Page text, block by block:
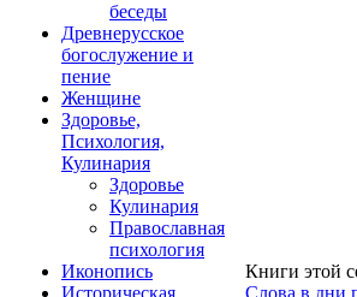
беседы
Древнерусское
богослужение и
пение
Женщине
Здоровье,
Психология,
Кулинария
Здоровье
Кулинария
Православная
психология
Иконопись
Историческая
Книги этой
Слова в дни